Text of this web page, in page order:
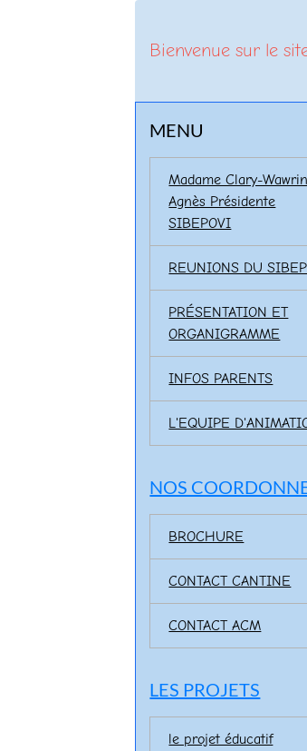
Bienvenue sur le
MENU
Madame Clary-Wawrin
Agnès Présidente
SIBEPOVI
REUNIONS DU
PRÉSENTATION ET
ORGANIGRAMME
INFOS PARENTS
L'EQUIPE
NOS
BROCHURE
CONTACT CANTINE
CONTACT ACM
LES PROJETS
le projet éducatif